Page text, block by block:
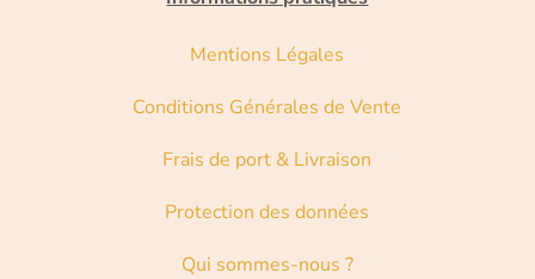
Mentions Légales
Conditions Générales de Vente
Frais de port & Livraison
Protection des données
Qui sommes-nous ?